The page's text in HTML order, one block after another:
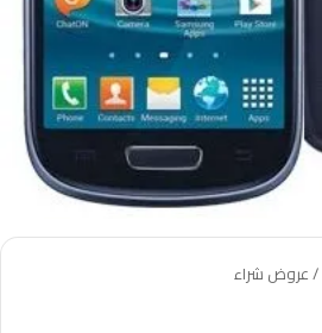
/عروض شراء